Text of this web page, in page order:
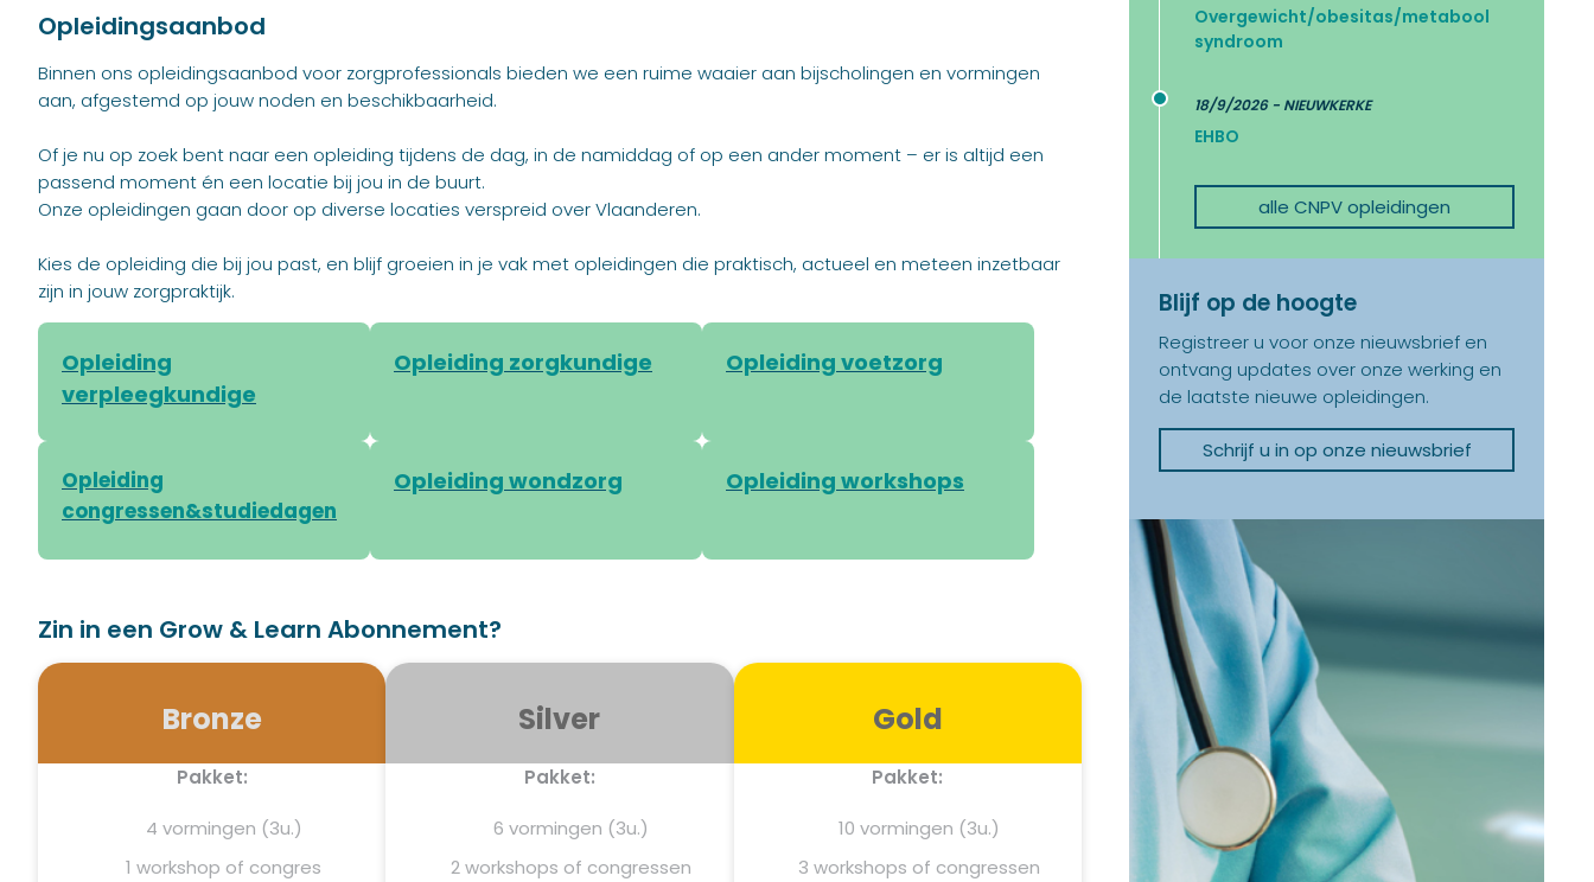
Overgewicht/obesitas/metabool
syndroom
18/9/2026 - NIEUWKERKE
EHBO
alle CNPV opleidingen
Blijf op de hoogte
Registreer u voor onze nieuwsbrief en
ontvang updates over onze werking en
de laatste nieuwe opleidingen.
Schrijf u in op onze nieuwsbrief
Opleidingsaanbod
Binnen ons opleidingsaanbod voor zorgprofessionals bieden we een ruime waaier aan bijscholingen en vormingen
aan, afgestemd op jouw noden en beschikbaarheid.
Of je nu op zoek bent naar een opleiding tijdens de dag, in de namiddag of op een ander moment – er is altijd een
passend moment én een locatie bij jou in de buurt.
Onze opleidingen gaan door op diverse locaties verspreid over Vlaanderen.
Kies de opleiding die bij jou past, en blijf groeien in je vak met opleidingen die praktisch, actueel en meteen inzetbaar
zijn in jouw zorgpraktijk.
Opleiding
verpleegkundige
Opleiding zorgkundige Opleiding voetzorg
Opleiding
congressen&studiedagen
Opleiding wondzorg Opleiding workshops
Zin in een Grow & Learn Abonnement?
Bronze
Pakket:
4 vormingen (3u.)
1 workshop of congres
Silver
Pakket:
6 vormingen (3u.)
2 workshops of congressen
Gold
Pakket:
10 vormingen (3u.)
3 workshops of congressen